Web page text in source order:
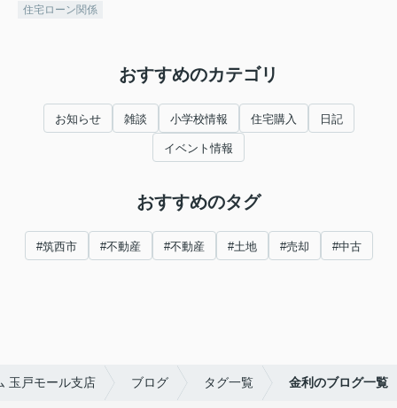
住宅ローン関係
おすすめのカテゴリ
お知らせ 雑談 小学校情報 住宅購入 日記
イベント情報
おすすめのタグ
#筑西市 #不動産 #不動産 #土地 #売却 #中古
玉戸モール支店 ブログ タグ一覧 金利のブログ一覧